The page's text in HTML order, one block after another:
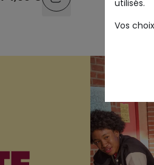
utilisés.
Vos